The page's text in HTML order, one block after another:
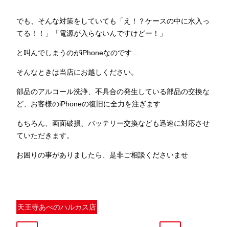
でも、そんな対策をしていても「え！？ケースの中に水入っ
てる！！」「電源が入らないんですけどー！」
と叫んでしまうのがiPhoneなのです…
そんなときは当店にお越しください。
部品のアルコール洗浄、不具合の発生している部品の交換な
ど、お客様のiPhoneの復旧に全力を注ぎます
もちろん、画面破損、バッテリー交換なども迅速に対応させ
ていただきます。
お困りの事がありましたら、是非ご相談くださいませ
天王寺あべのハルカス店